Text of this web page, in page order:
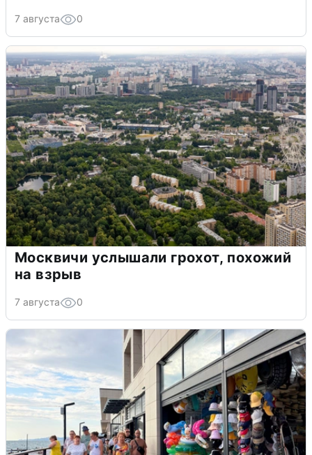
7 августа 0
Москвичи услышали грохот, похожий
на взрыв
7 августа 0